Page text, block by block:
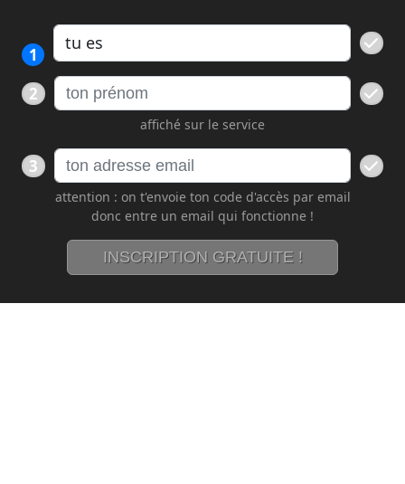
2
affiché sur le service
3
attention : on t'envoie ton code d'accès par email
donc entre un email qui fonctionne !
INSCRIPTION GRATUITE !